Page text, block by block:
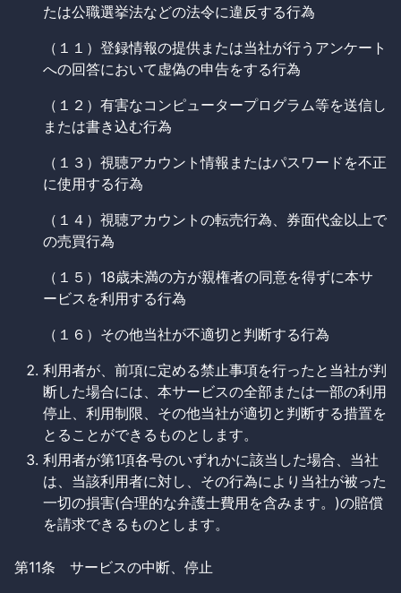
たは公職選挙法などの法令に違反する行為
（１１）登録情報の提供または当社が行うアンケート
への回答において虚偽の申告をする行為
（１２）有害なコンピュータープログラム等を送信し
または書き込む行為
（１３）視聴アカウント情報またはパスワードを不正
に使用する行為
（１４）視聴アカウントの転売行為、券面代金以上で
の売買行為
（１５）18歳未満の方が親権者の同意を得ずに本サ
ービスを利用する行為
（１６）その他当社が不適切と判断する行為
利用者が、前項に定める禁止事項を行ったと当社が判
断した場合には、本サービスの全部または一部の利用
停止、利用制限、その他当社が適切と判断する措置を
とることができるものとします。
利用者が第1項各号のいずれかに該当した場合、当社
は、当該利用者に対し、その行為により当社が被った
一切の損害(合理的な弁護士費用を含みます。)の賠償
を請求できるものとします。
第11条 サービスの中断、停止